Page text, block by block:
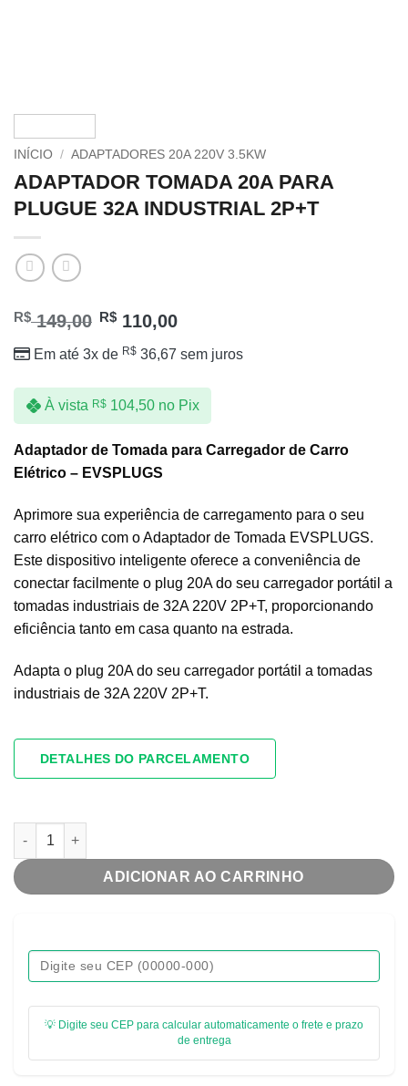
INÍCIO / ADAPTADORES 20A ​220V 3.5KW
ADAPTADOR TOMADA 20A PARA
PLUGUE 32A INDUSTRIAL 2P+T
R$149,00 R$ 110,00
Em até 3x de R$ 36,67 sem juros
À vista R$104,50 no Pix
Adaptador de Tomada para Carregador de Carro
Elétrico – EVSPLUGS
Aprimore sua experiência de carregamento para o seu
carro elétrico com o Adaptador de Tomada EVSPLUGS.
Este dispositivo inteligente oferece a conveniência de
conectar facilmente o plug 20A do seu carregador portátil a
tomadas industriais de 32A 220V 2P+T, proporcionando
eficiência tanto em casa quanto na estrada.
Adapta o plug 20A do seu carregador portátil a tomadas
industriais de 32A 220V 2P+T.
DETALHES DO PARCELAMENTO
ADAPTADOR TOMADA 20A PARA PLUGUE 32A INDUSTRIAL
ADICIONAR AO CARRINHO
💡 Digite seu CEP para calcular automaticamente o frete e prazo
de entrega